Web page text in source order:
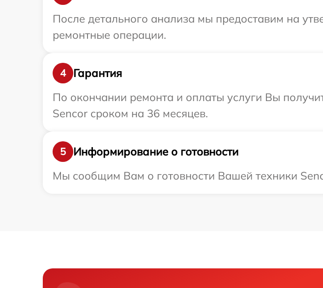
После детального анализа мы предоставим на
ремонтные операции.
4
Гарантия
По окончании ремонта и оплаты услуги Вы
Sencor сроком на 36 месяцев.
5
Информирование о готовности
Мы сообщим Вам о готовности Вашей техники